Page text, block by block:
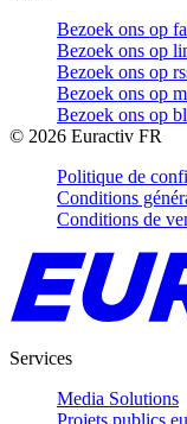
Bezoek ons op
Bezoek ons op
Bezoek ons op
Bezoek ons op
Bezoek ons op
© 2026 Euractiv FR
Politique de
Conditions
Conditions de
Services
Media Solutions
Projets publics